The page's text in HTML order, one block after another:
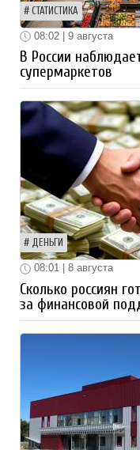
СТАТИСТИКА
08:02 | 9 августа
В России
супермаркетов
ДЕНЬГИ
08:01 | 8 августа
Сколько россиян
за финансовой